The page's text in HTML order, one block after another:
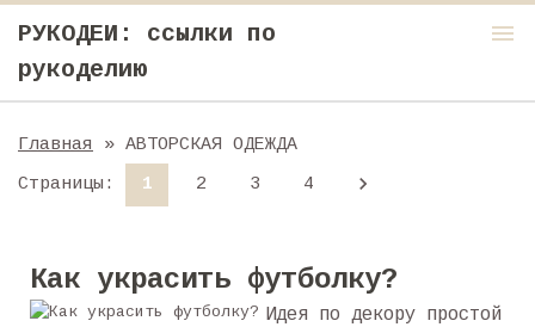
РУКОДЕИ: ссылки по
рукоделию
menu
Главная
» АВТОРСКАЯ ОДЕЖДА
Страницы : 1 2 3 4
Как украсить футболку?
Идея по декору простой